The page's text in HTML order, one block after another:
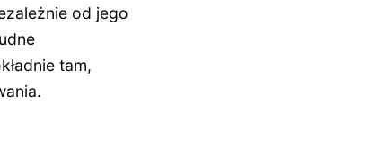
od jego
tam,